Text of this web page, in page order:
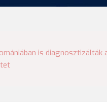
is diagnosztizálták